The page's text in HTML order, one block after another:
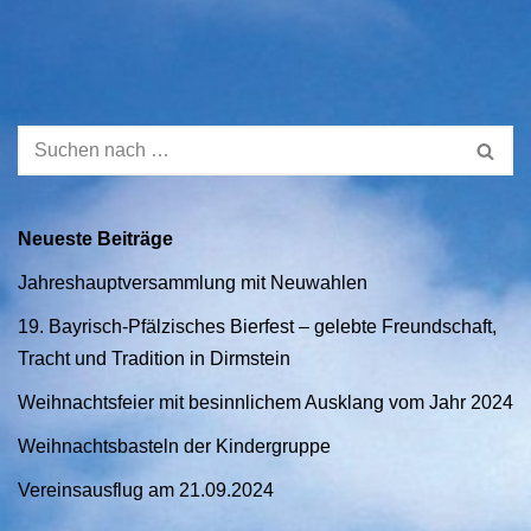
Neueste Beiträge
Jahreshauptversammlung mit Neuwahlen
19. Bayrisch-Pfälzisches Bierfest – gelebte Freundschaft,
Tracht und Tradition in Dirmstein
Weihnachtsfeier mit besinnlichem Ausklang vom Jahr 2024
Weihnachtsbasteln der Kindergruppe
Vereinsausflug am 21.09.2024